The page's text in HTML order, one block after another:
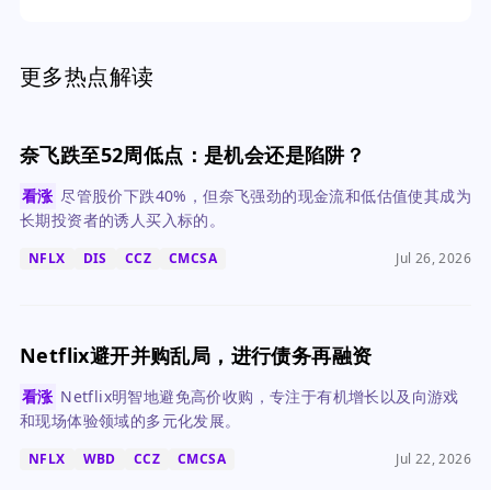
更多热点解读
奈飞跌至52周低点：是机会还是陷阱？
看涨 尽管股价下跌40%，但奈飞强劲的现金流和低估值使其成为
长期投资者的诱人买入标的。
NFLX DIS CCZ CMCSA Jul 26, 2026
Netflix避开并购乱局，进行债务再融资
看涨 Netflix明智地避免高价收购，专注于有机增长以及向游戏
和现场体验领域的多元化发展。
NFLX WBD CCZ CMCSA Jul 22, 2026